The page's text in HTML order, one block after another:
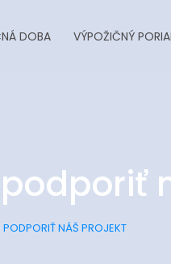
DOBA VÝPOŽIČNÝ
podporiť
PODPORIŤ NÁŠ PROJEKT